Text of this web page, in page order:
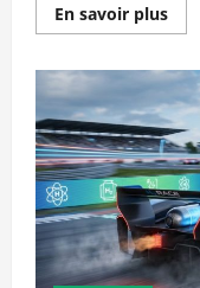
En savoir plusRead
more
la
en
réel
la
de
en